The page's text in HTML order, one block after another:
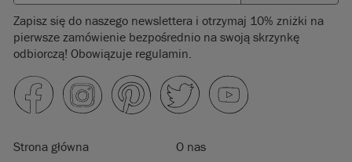
Zapisz się do naszego newslettera i otrzymaj 10% zniżki na
pierwsze zamówienie bezpośrednio na swoją skrzynkę
odbiorczą! Obowiązuje regulamin.
Strona główna
O nas